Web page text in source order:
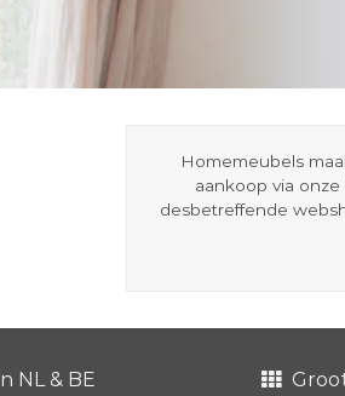
Homemeubels
aankoop via
desbetreffende
NL & BE